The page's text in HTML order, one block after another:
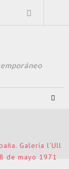
Galería l'Ull
de mayo 1971